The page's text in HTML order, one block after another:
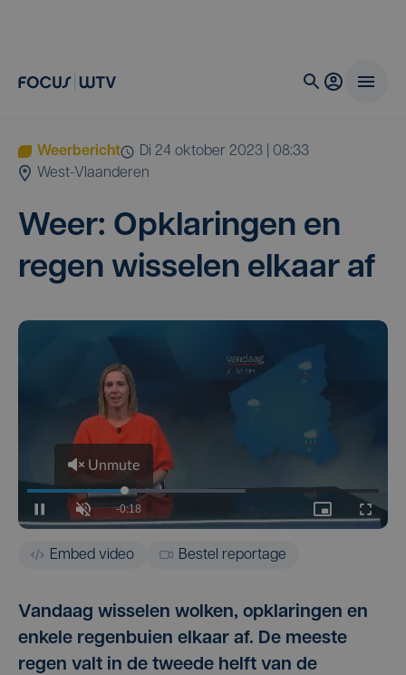
Weerbericht
di 24 oktober 2023 | 08:33
West-Vlaanderen
Weer: Opkla­rin­gen en
regen wis­se­len elkaar af
Embed video Bestel reportage
Vandaag wisselen wolken, opklaringen en
enkele regenbuien elkaar af. De meeste
regen valt in de tweede helft van de